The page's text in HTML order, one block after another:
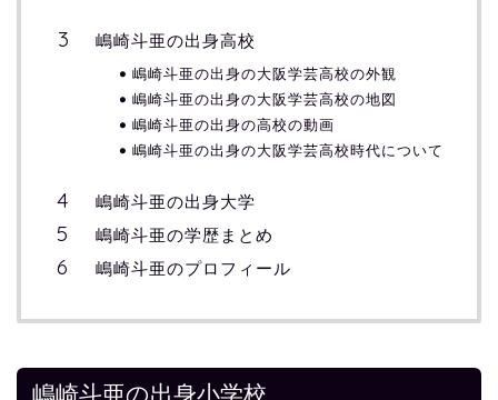
嶋崎斗亜の出身高校
嶋崎斗亜の出身の大阪学芸高校の外観
嶋崎斗亜の出身の大阪学芸高校の地図
嶋崎斗亜の出身の高校の動画
嶋崎斗亜の出身の大阪学芸高校時代について
嶋崎斗亜の出身大学
嶋崎斗亜の学歴まとめ
嶋崎斗亜のプロフィール
嶋崎斗亜の出身小学校